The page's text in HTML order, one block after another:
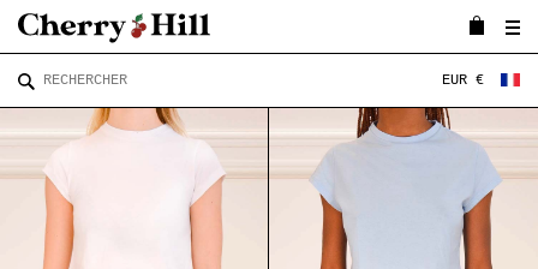
EUR €